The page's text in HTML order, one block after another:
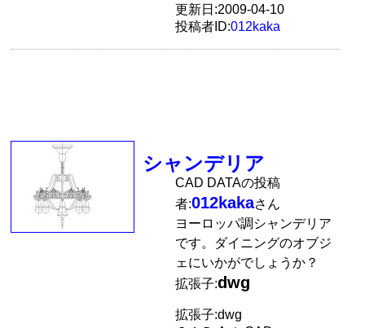
更新日:2009-04-10
投稿者ID:012kaka
シャンデリア
CAD DATAの投稿
者:012kakaさん
ヨーロッパ調シャンデリア
です。ダイニングのオブジ
ェにいかがでしょうか？
拡張子:dwg
拡張子:dwg